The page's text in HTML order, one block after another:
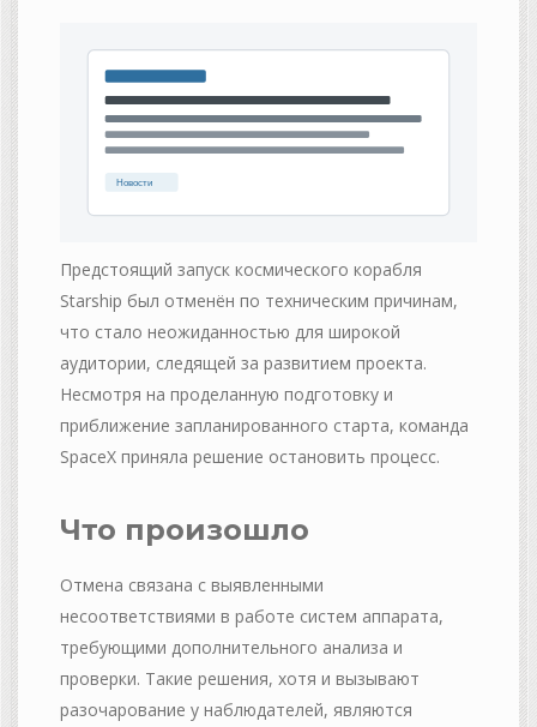
Предстоящий запуск космического корабля
Starship был отменён по техническим причинам,
что стало неожиданностью для широкой
аудитории, следящей за развитием проекта.
Несмотря на проделанную подготовку и
приближение запланированного старта, команда
SpaceX приняла решение остановить процесс.
Что произошло
Отмена связана с выявленными
несоответствиями в работе систем аппарата,
требующими дополнительного анализа и
проверки. Такие решения, хотя и вызывают
разочарование у наблюдателей, являются